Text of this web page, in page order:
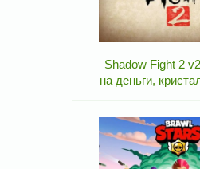
Shadow Fight 2
на деньги,